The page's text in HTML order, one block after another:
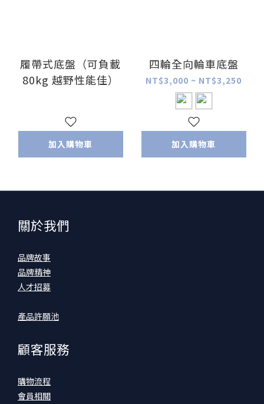
履帶式底盤（可負載
80kg 越野性能佳）
加入購物車
四輪全向輪車底盤
NT$3,000 ~ NT$3,250
加入購物車
關於我們
品牌故事
品牌精神
人才招募
產品許願池
顧客服務
購物流程
會員相關